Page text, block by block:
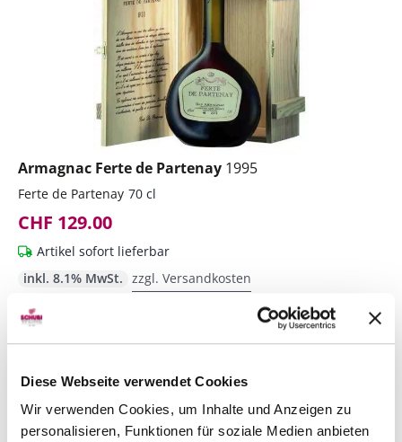
Diese Webseite verwendet Cookies
Wir verwenden Cookies, um Inhalte und Anzeigen zu
personalisieren, Funktionen für soziale Medien anbieten
Armagnac Ferte de Partenay 1995
Ferte de Partenay 70 cl
CHF 129.00
Artikel sofort lieferbar
inkl. 8.1% MwSt. zzgl. Versandkosten
Anzahl
hinzufügen